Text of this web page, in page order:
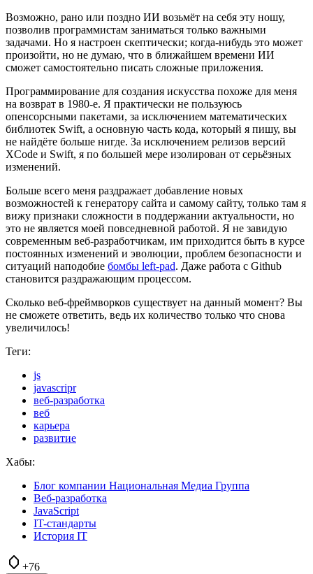
Возможно, рано или поздно ИИ возьмёт на себя эту ношу,
позволив программистам заниматься только важными
задачами. Но я настроен скептически; когда-нибудь это может
произойти, но не думаю, что в ближайшем времени ИИ
сможет самостоятельно писать сложные приложения.
Программирование для создания искусства похоже для меня
на возврат в 1980-е. Я практически не пользуюсь
опенсорсными пакетами, за исключением математических
библиотек Swift, а основную часть кода, который я пишу, вы
не найдёте больше нигде. За исключением релизов версий
XCode и Swift, я по большей мере изолирован от серьёзных
изменений.
Больше всего меня раздражает добавление новых
возможностей к генератору сайта и самому сайту, только там я
вижу признаки сложности в поддержании актуальности, но
это не является моей повседневной работой. Я не завидую
современным веб-разработчикам, им приходится быть в курсе
постоянных изменений и эволюции, проблем безопасности и
ситуаций наподобие бомбы left-pad. Даже работа с Github
становится раздражающим процессом.
Сколько веб-фреймворков существует на данный момент? Вы
не сможете ответить, ведь их количество только что снова
увеличилось!
Теги:
js
javascripr
веб-разработка
веб
карьера
развитие
Хабы:
Блог компании Национальная Медиа Группа
Веб-разработка
JavaScript
IT-стандарты
История IT
+76